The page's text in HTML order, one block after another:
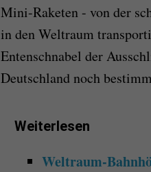
Mini-Raketen - von der
in den Weltraum
Entenschnabel der
Deutschland noch
Weiterlesen
Weltraum-